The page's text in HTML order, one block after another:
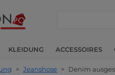
KLEIDUNG ACCESSOIRES
> Jeanshose > Denim